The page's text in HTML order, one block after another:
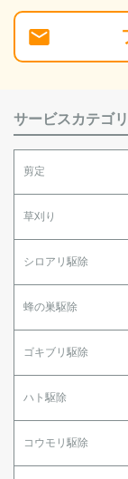
サービスカテゴリ
剪定
草刈り
シロアリ駆除
蜂の巣駆除
ゴキブリ駆除
ハト駆除
コウモリ駆除